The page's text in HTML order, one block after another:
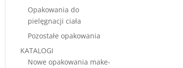
Opakowania do
pielęgnacji ciała
Pozostałe opakowania
KATALOGI
Nowe opakowania make-